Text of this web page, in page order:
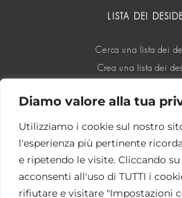
Diamo valore alla tua
Utilizziamo i cookie sul nostro
l'esperienza più pertinente
e ripetendo le visite. Cliccando
acconsenti all'uso di TUTTI i
rifiutare e visitare "Impostazioni
LISTA DEI
Cerca una lista dei
Crea una lista dei
SOCIAL